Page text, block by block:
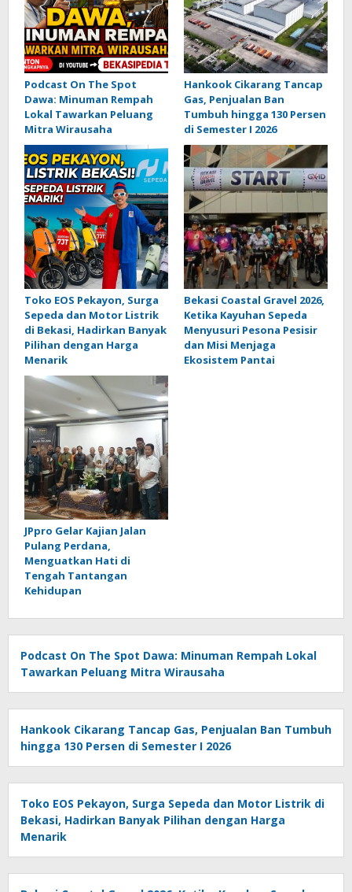
Podcast On The Spot
Dawa: Minuman Rempah
Lokal Tawarkan Peluang
Mitra Wirausaha
Hankook Cikarang Tancap
Gas, Penjualan Ban
Tumbuh hingga 130 Persen
di Semester I 2026
Toko EOS Pekayon, Surga
Sepeda dan Motor Listrik
di Bekasi, Hadirkan Banyak
Pilihan dengan Harga
Menarik
Bekasi Coastal Gravel 2026,
Ketika Kayuhan Sepeda
Menyusuri Pesona Pesisir
dan Misi Menjaga
Ekosistem Pantai
JPpro Gelar Kajian Jalan
Pulang Perdana,
Menguatkan Hati di
Tengah Tantangan
Kehidupan
Podcast On The Spot Dawa: Minuman Rempah Lokal
Tawarkan Peluang Mitra Wirausaha
Hankook Cikarang Tancap Gas, Penjualan Ban Tumbuh
hingga 130 Persen di Semester I 2026
Toko EOS Pekayon, Surga Sepeda dan Motor Listrik di
Bekasi, Hadirkan Banyak Pilihan dengan Harga
Menarik